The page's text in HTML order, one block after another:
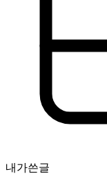
내가쓴글